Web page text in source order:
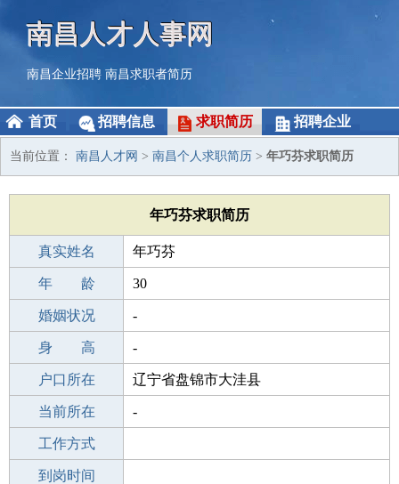
南昌人才人事网
南昌企业招聘 南昌求职者简历
首页 招聘信息 求职简历 招聘企业
当前位置： 南昌人才网 > 南昌个人求职简历 > 年巧芬求职简历
年巧芬求职简历
真实姓名 年巧芬
性 别 女
年 龄 30
出生年月 1996-06-11
婚姻状况 -
学 历 高中
身 高 -
毕业学校 长沙回龙铺中学
户口所在 辽宁省盘锦市大洼县
所学专业 -
当前所在 -
工作经验
工作方式
驾 照
到岗时间